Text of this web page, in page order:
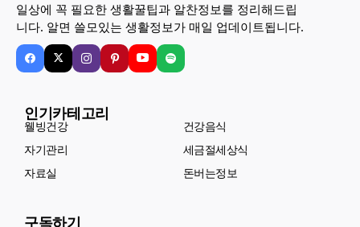
일상에 꼭 필요한 생활꿀팁과 알찬정보를 정리해드립
니다. 알면 쓸모있는 생활정보가 매일 업데이트됩니다.
인기카테고리
웰빙건강
건강음식
자기관리
세금절세상식
자료실
돈버는정보
구독하기